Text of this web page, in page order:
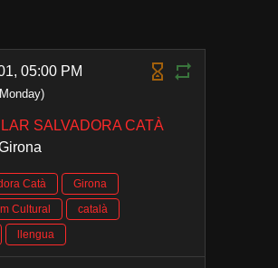
05:00 PM
SALVADORA CATÀ
Catà
Girona
Cultural
català
llengua